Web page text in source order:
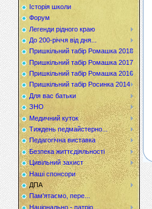
Історія школи
Форум
Легенди рідного краю
До 200-річчя від дня...
Пришкільний табір Ромашка 2018
Пришкільний табір Ромашка 2017
Пришкільний табір Ромашка 2016
Пришкільний табір Росинка 2014
Для вас батьки
ЗНО
Медичний куток
Тиждень педмайстерно...
Педагогічна виставка
Безпека життєдіяльності
Цивільний захист
Наші спонсори
ДПА
Пам'ятаємо, пере...
Національно - патріо...